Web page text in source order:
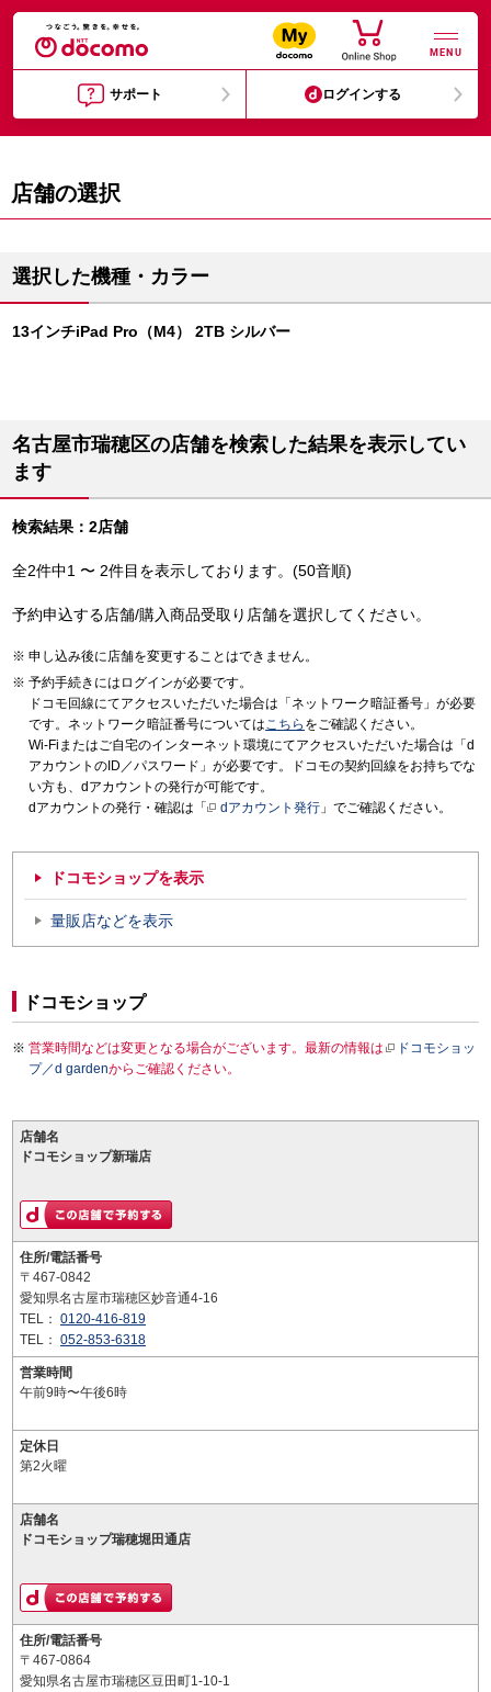
MENU
サポート ログインする
店舗の選択
選択した機種・カラー
13インチiPad Pro（M4） 2TB シルバー
名古屋市瑞穂区の店舗を検索した結果を表示してい
ます
検索結果：2店舗
全2件中1 〜 2件目を表示しております。(50音順)
予約申込する店舗/購入商品受取り店舗を選択してください。
申し込み後に店舗を変更することはできません。
予約手続きにはログインが必要です。
ドコモ回線にてアクセスいただいた場合は「ネットワーク暗証番号」が必要
です。ネットワーク暗証番号についてはこちら をご確認ください。
Wi-Fiまたはご自宅のインターネット環境にてアクセスいただいた場合は「d
アカウントのID／パスワード」が必要です。ドコモの契約回線をお持ちでな
い方も、dアカウントの発行が可能です。
dアカウントの発行・確認は「
dアカウント発行 」でご確認ください。
ドコモショップを表示
量販店などを表示
ドコモショップ
営業時間などは変更となる場合がございます。最新の情報は
ドコモショッ
プ／d gardenからご確認ください。
店舗名
ドコモショップ新瑞店
住所/電話番号
〒467-0842
愛知県名古屋市瑞穂区妙音通4-16
TEL： 0120-416-819
TEL： 052-853-6318
営業時間
午前9時〜午後6時
定休日
第2火曜
店舗名
ドコモショップ瑞穂堀田通店
住所/電話番号
〒467-0864
愛知県名古屋市瑞穂区豆田町1-10-1